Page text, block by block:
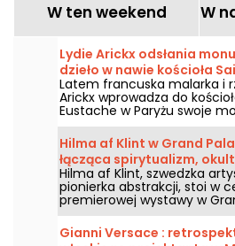
W ten weekend W
Lydie Arickx odsłania
dzieło w nawie kościoła
nasze zdjęcia
Latem francuska malarka i
Arickx wprowadza do
Eustache w Paryżu swoje
dzieło pod tytułem „Le
od 10 lipca do 29 września
podziwiać tę instalację
siedmiometrowej wysokości
środkowym nawy.
Hilma af Klint w Grand
łącząca spirytualizm,
abstrakcję
Hilma af Klint, szwedzka
pionierka abstrakcji, stoi w
premierowej wystawy w
współpracy z Centre
do 30 sierpnia 2026 roku.
dzieła, czerpiące z
Gianni Versace :